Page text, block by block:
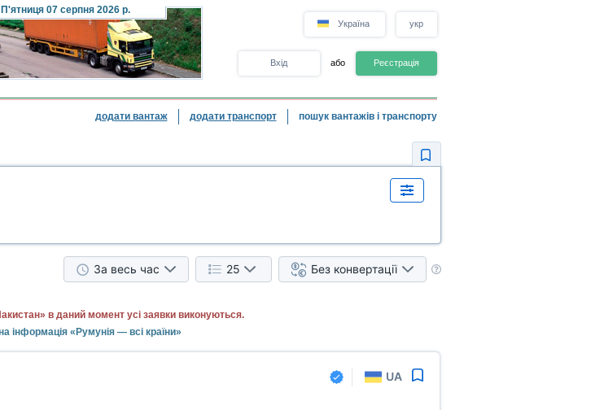
П'ятниця07 серпня 2026 р.
Україна укр
Вхід або Реєстрація
додати вантаж додати транспорт пошук вантажів і транспорту
За весь час 25 Без конвертації
в даний момент усі заявки виконуються.
інформація «Румунія — всі країни»
UA